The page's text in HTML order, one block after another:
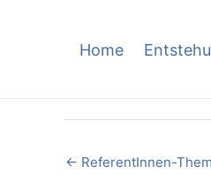
Home
← ReferentInnen-